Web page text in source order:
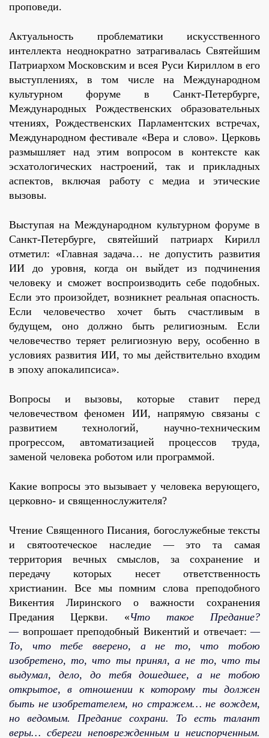
проповеди.
Актуальность проблематики искусственного
интеллекта неоднократно затрагивалась Святейшим
Патриархом Московским и всея Руси Кириллом в его
выступлениях, в том числе на Международном
культурном форуме в Санкт-Петербурге,
Международных Рождественских образовательных
чтениях, Рождественских Парламентских встречах,
Международном фестивале «Вера и слово». Церковь
размышляет над этим вопросом в контексте как
эсхатологических настроений, так и прикладных
аспектов, включая работу с медиа и этические
вызовы.
Выступая на Международном культурном форуме в
Санкт-Петербурге, святейший патриарх Кирилл
отметил: «Главная задача… не допустить развития
ИИ до уровня, когда он выйдет из подчинения
человеку и сможет воспроизводить себе подобных.
Если это произойдет, возникнет реальная опасность.
Если человечество хочет быть счастливым в
будущем, оно должно быть религиозным. Если
человечество теряет религиозную веру, особенно в
условиях развития ИИ, то мы действительно входим
в эпоху апокалипсиса».
Вопросы и вызовы, которые ставит перед
человечеством феномен ИИ, напрямую связаны с
развитием технологий, научно-техническим
прогрессом, автоматизацией процессов труда,
заменой человека роботом или программой.
Какие вопросы это вызывает у человека верующего,
церковно- и священнослужителя?
Чтение Священного Писания, богослужебные тексты
и святоотеческое наследие — это та самая
территория вечных смыслов, за сохранение и
передачу которых несет ответственность
христианин. Все мы помним слова преподобного
Викентия Лиринского о важности сохранения
Предания Церкви. «Что такое Предание?
— вопрошает преподобный Викентий и отвечает:—
То, что тебе вверено, а не то, что тобою
изобретено, то, что ты принял, а не то, что ты
выдумал, дело, до тебя дошедшее, а не тобою
открытое, в отношении к которому ты должен
быть не изобретателем, но стражем… не вождем,
но ведомым. Предание сохрани. То есть талант
веры… сбереги неповрежденным и неиспорченным.